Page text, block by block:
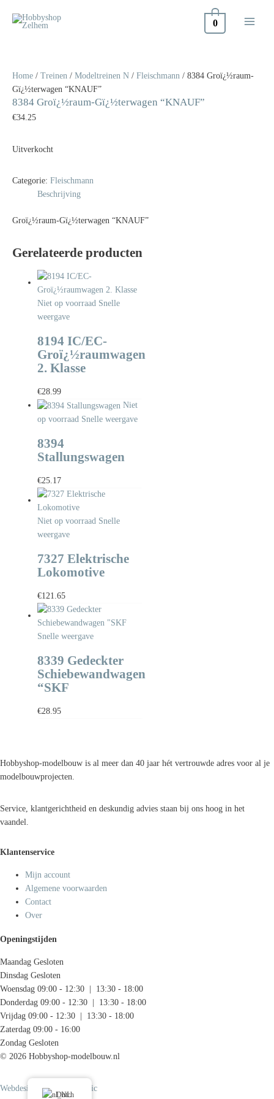
naar
0
Home / Treinen / Modeltreinen N / Fleischmann / 8384 Groï¿½raum-
Gï¿½terwagen “KNAUF”
8384 Groï¿½raum-Gï¿½terwagen “KNAUF”
€34.25
Uitverkocht
Categorie: Fleischmann
Beschrijving
Groï¿½raum-Gï¿½terwagen “KNAUF”
Gerelateerde producten
Niet op voorraad Snelle
weergave
8194 IC/EC-
Groï¿½raumwagen
2. Klasse
€28.99
Niet
op voorraad Snelle weergave
8394
Stallungswagen
€25.17
Niet op voorraad Snelle
weergave
7327 Elektrische
Lokomotive
€121.65
Snelle weergave
8339 Gedeckter
Schiebewandwagen
“SKF
€28.95
Hobbyshop-modelbouw is al meer dan 40 jaar hét vertrouwde adres voor al je
modelbouwprojecten.
Service, klantgerichtheid en deskundig advies staan bij ons hoog in het
vaandel.
Klantenservice
Mijn account
Algemene voorwaarden
Contact
Over
Openingstijden
Maandag Gesloten
Dinsdag Gesloten
Woensdag 09:00 - 12:30 | 13:30 - 18:00
Donderdag 09:00 - 12:30 | 13:30 - 18:00
Vrijdag 09:00 - 12:30 | 13:30 - 18:00
Zaterdag 09:00 - 16:00
Zondag Gesloten
© 2026 Hobbyshop-modelbouw.nl
Webdesign door Systemedic
Dutch